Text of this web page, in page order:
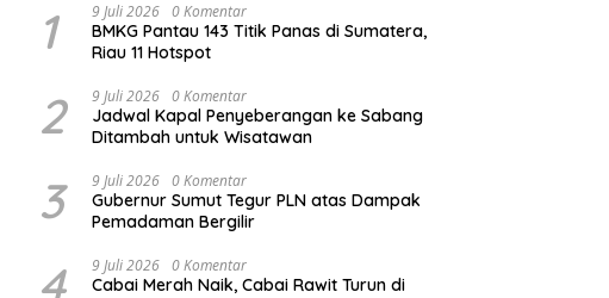
1 9 Juli 2026 0 Komentar
BMKG Pantau 143 Titik Panas di Sumatera,
Riau 11 Hotspot
2 9 Juli 2026 0 Komentar
Jadwal Kapal Penyeberangan ke Sabang
Ditambah untuk Wisatawan
3 9 Juli 2026 0 Komentar
Gubernur Sumut Tegur PLN atas Dampak
Pemadaman Bergilir
4 9 Juli 2026 0 Komentar
Cabai Merah Naik, Cabai Rawit Turun di